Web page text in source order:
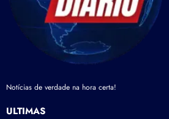
Notícias de verdade na hora certa!
ÚLTIMAS